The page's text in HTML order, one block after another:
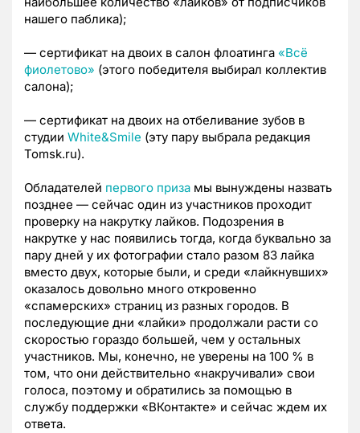
нашего паблика);
— сертификат на двоих в салон флоатинга «Всё
фиолетово» (этого победителя выбирал коллектив
салона);
— сертификат на двоих на отбеливание зубов в
студии White&Smile (эту пару выбрала редакция
Tomsk.ru).
Обладателей первого приза мы вынуждены назвать
позднее — сейчас один из участников проходит
проверку на накрутку лайков. Подозрения в
накрутке у нас появились тогда, когда буквально за
пару дней у их фотографии стало разом 83 лайка
вместо двух, которые были, и среди «лайкнувших»
оказалось довольно много откровенно
«спамерских» страниц из разных городов. В
последующие дни «лайки» продолжали расти со
скоростью гораздо большей, чем у остальных
участников. Мы, конечно, не уверены на 100 % в
том, что они действительно «накручивали» свои
голоса, поэтому и обратились за помощью в
службу поддержки «ВКонтакте» и сейчас ждем их
ответа.